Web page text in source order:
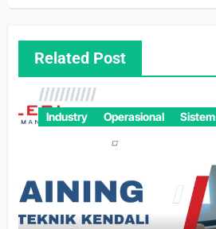
Related Post
Industry Operasional Sistem